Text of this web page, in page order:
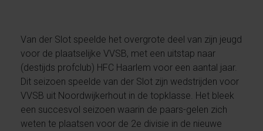
Van der Slot speelde het overgrote deel van zijn jeugd
voor de plaatselijke VVSB, met een uitstap naar
(destijds profclub) HFC Haarlem voor een aantal jaar.
Dit seizoen speelde van der Slot zijn wedstrijden voor
VVSB uit Noordwijkerhout in de topklasse. Het bleek
een succesvol seizoen waarin de paars-gelen zich
weten te plaatsen voor de 2e divisie in de nieuwe